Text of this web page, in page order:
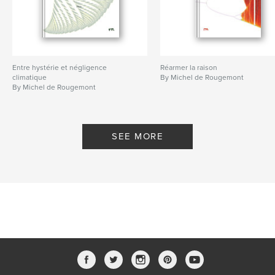
Additional Categories
Reference
Project Option:
6×9 in, 15×23 cm
# of Pages:168
Publish Date:Aug 27, 2021
Language
Entre hystérie et négligence
climatique
By Michel de Rougemont
Réarmer la raison
By Michel de Rougemont
SEE MORE